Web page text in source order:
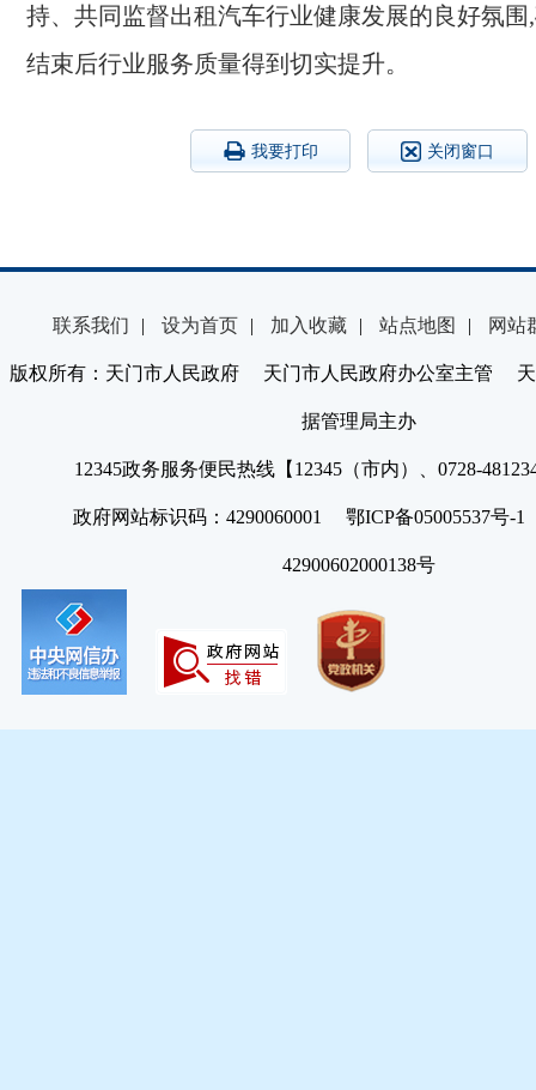
持、共同监督出租汽车行业健康发展的良好氛
结束后行业服务质量得到切实提升。
我要打印 关闭窗口
联系我们 | 设为首页 | 加入收藏 | 站点地图 | 网站
版权所有：天门市人民政府 天门市人民政府办公室主管 天
据管理局主办
12345政务服务便民热线【12345（市内）、0728-
政府网站标识码：4290060001 鄂ICP备05005537号
42900602000138号